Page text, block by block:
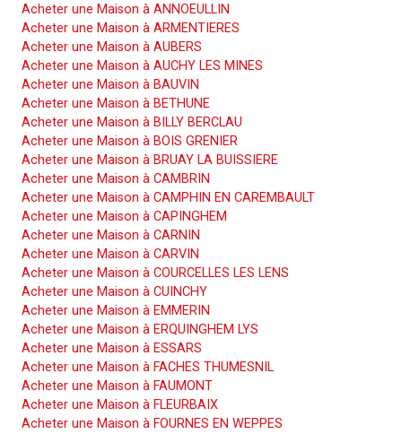
Acheter une Maison à ANNOEULLIN
Acheter une Maison à ARMENTIERES
Acheter une Maison à AUBERS
Acheter une Maison à AUCHY LES MINES
Acheter une Maison à BAUVIN
Acheter une Maison à BETHUNE
Acheter une Maison à BILLY BERCLAU
Acheter une Maison à BOIS GRENIER
Acheter une Maison à BRUAY LA BUISSIERE
Acheter une Maison à CAMBRIN
Acheter une Maison à CAMPHIN EN CAREMBAULT
Acheter une Maison à CAPINGHEM
Acheter une Maison à CARNIN
Acheter une Maison à CARVIN
Acheter une Maison à COURCELLES LES LENS
Acheter une Maison à CUINCHY
Acheter une Maison à EMMERIN
Acheter une Maison à ERQUINGHEM LYS
Acheter une Maison à ESSARS
Acheter une Maison à FACHES THUMESNIL
Acheter une Maison à FAUMONT
Acheter une Maison à FLEURBAIX
Acheter une Maison à FOURNES EN WEPPES